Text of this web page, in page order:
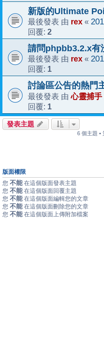
新版的Ultimate
最後發表 由 rex «
回覆: 2
請問phpbb3.2.x有
最後發表 由 rex «
回覆: 1
討論區公告的熱門
最後發表 由心靈捕手
回覆: 1
發表主題
6 個主題 •
版面權限
您 不能 在這個版面發表主題
您 不能 在這個版面回覆主題
您 不能 在這個版面編輯您的文章
您 不能 在這個版面刪除您的文章
您 不能 在這個版面上傳附加檔案